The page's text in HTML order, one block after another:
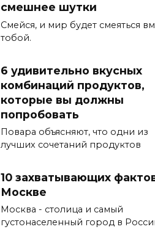
смешнее шутки
Смейся, и мир будет смеяться
тобой.
6 удивительно вкусных
комбинаций продуктов,
которые вы должны
попробовать
Повара объясняют, что одни из
лучших сочетаний продуктов
10 захватывающих
Москве
Москва - столица и самый
густонаселенный город в